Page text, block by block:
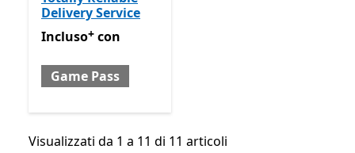
Delivery Service
Incluso con Game Pass
Incluso+ con
Game Pass
Visualizzati da 1 a 11 di 11 articoli
Visualizzati da 1 a 11 di 11 articoli